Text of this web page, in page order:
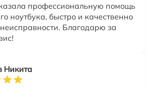
профессиональную помощь
ноутбука, быстро и качественно
Благодарю за
Никита